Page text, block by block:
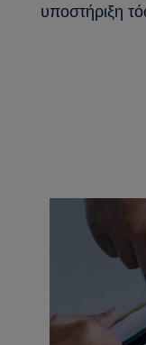
υποστήριξη